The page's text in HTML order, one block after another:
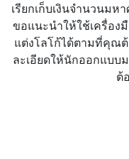
เรียกเก็บเงินจำนวนมห
ขอแนะนำให้ใช้เครื่อง
แต่งโลโก้ได้ตามที่คุณ
ละเอียดให้นักออกแบบ
ต้